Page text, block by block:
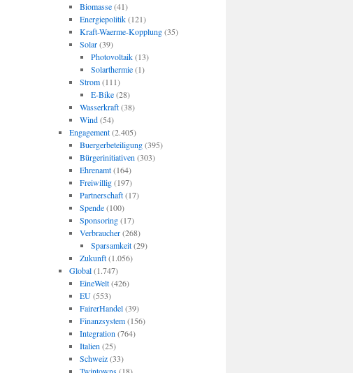
Biomasse(41)
Energiepolitik(121)
Kraft-Waerme-Kopplung(35)
Solar(39)
Photovoltaik(13)
Solarthermie(1)
Strom(111)
E-Bike(28)
Wasserkraft(38)
Wind(54)
Engagement(2.405)
Buergerbeteiligung(395)
Bürgerinitiativen (303)
Ehrenamt(164)
Freiwillig(197)
Partnerschaft(17)
Spende(100)
Sponsoring(17)
Verbraucher(268)
Sparsamkeit(29)
Zukunft(1.056)
Global(1.747)
EineWelt(426)
EU(553)
FairerHandel(39)
Finanzsystem(156)
Integration (764)
Italien (25)
Schweiz(33)